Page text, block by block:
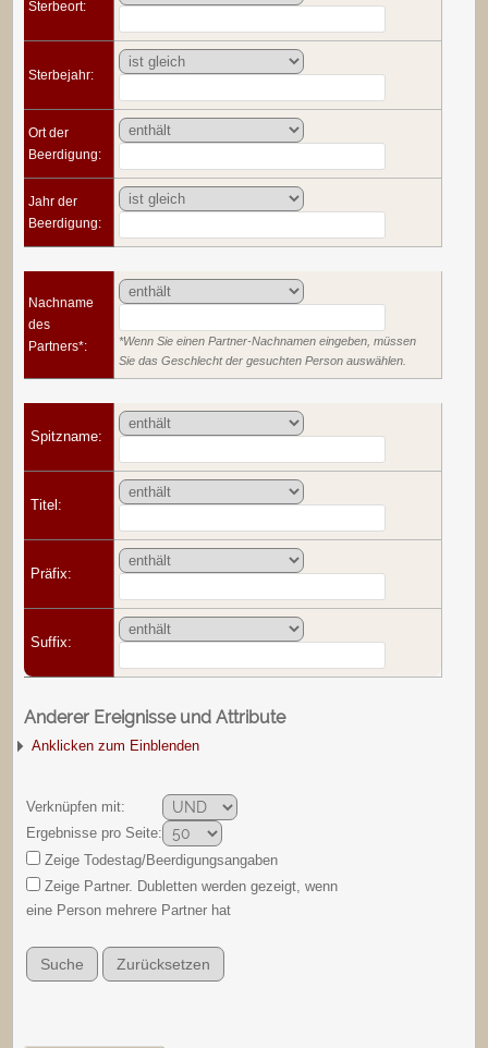
Sterbeort:
Sterbejahr:
Ort der
Beerdigung:
Jahr der
Beerdigung:
Nachname
des
Partners*:
*Wenn Sie einen Partner-Nachnamen eingeben, müssen
Sie das Geschlecht der gesuchten Person auswählen.
Spitzname:
Titel:
Präfix:
Suffix:
Anderer Ereignisse und Attribute
Anklicken zum Einblenden
Verknüpfen mit:
Ergebnisse pro Seite:
Zeige Todestag/Beerdigungsangaben
Zeige Partner. Dubletten werden gezeigt, wenn
eine Person mehrere Partner hat